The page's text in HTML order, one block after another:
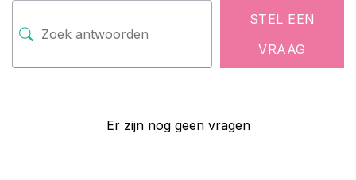
STEL EEN
VRAAG
Er zijn nog geen vragen